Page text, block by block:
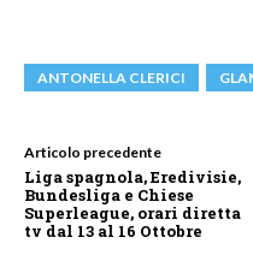
ANTONELLA CLERICI
Articolo precedente
Liga spagnola, Eredivisie,
Bundesliga e Chiese
Superleague, orari diretta
tv dal 13 al 16 Ottobre